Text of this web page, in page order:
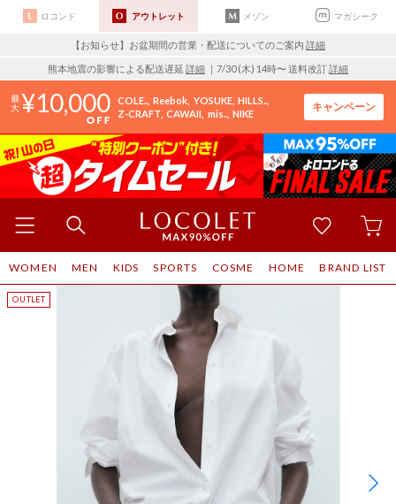
ロコンド アウトレット メゾン マガシーク
【お知らせ】お盆期間の営業・配送についてのご案内 詳細
熊本地震の影響による配送遅延 詳細 ｜7/30 (木) 14時〜 送料改訂詳細
10,000 COLE.. Reebok YOSUKE HILLS..
Z-CRAFT CAWAII mis.. NIKE
キャンペーン
WOMEN MEN KIDS SPORTS COSME HOME BRAND LIST